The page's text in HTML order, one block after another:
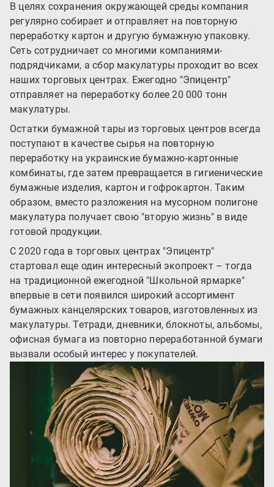
В целях сохранения окружающей среды компания
регулярно собирает и отправляет на повторную
переработку картон и другую бумажную упаковку.
Сеть сотрудничает со многими компаниями-
подрядчиками, а сбор макулатуры проходит во всех
наших торговых центрах. Ежегодно "Эпицентр"
отправляет на переработку более 20 000 тонн
макулатуры.
Остатки бумажной тары из торговых центров всегда
поступают в качестве сырья на повторную
переработку на украинские бумажно-картонные
комбинаты, где затем превращается в гигиенические
бумажные изделия, картон и гофрокартон. Таким
образом, вместо разложения на мусорном полигоне
макулатура получает свою "вторую жизнь" в виде
готовой продукции.
С 2020 года в торговых центрах "Эпицентр"
стартовал еще один интересный экопроект – тогда
на традиционной ежегодной "Школьной ярмарке"
впервые в сети появился широкий ассортимент
бумажных канцелярских товаров, изготовленных из
макулатуры. Тетради, дневники, блокноты, альбомы,
офисная бумага из повторно переработанной бумаги
вызвали особый интерес у покупателей.